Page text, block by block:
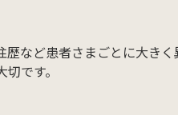
など患者さまごとに大き
です。